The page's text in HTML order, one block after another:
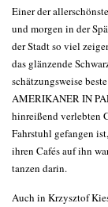
Einer der
und morgen in der
der Stadt so viel
das glänzende
schätzungsweise
AMERIKANER IN
hinreißend verlebten
Fahrstuhl gefangen
ihren Cafés auf ihn
tanzen darin.
Auch in Krzysztof